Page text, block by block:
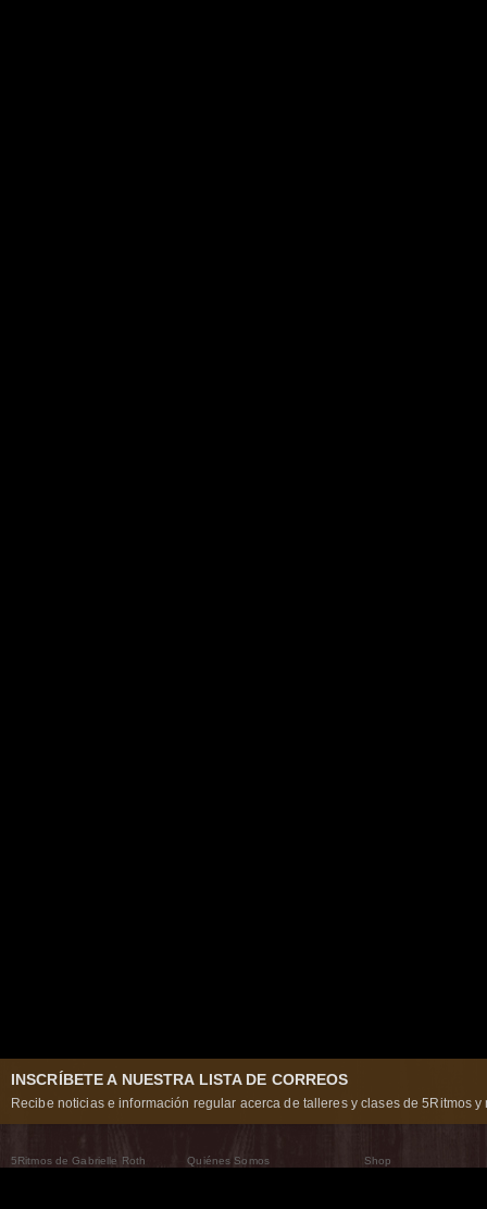
INSCRÍBETE A NUESTRA LISTA DE CORREOS
Recibe noticias e información regular acerca de talleres y clases de 5Ritmos y
5Ritmos de Gabrielle Roth
Quiénes Somos
Shop